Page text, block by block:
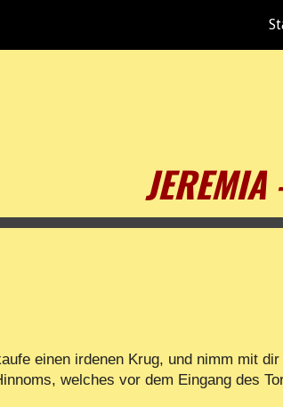
einen irdenen Krug, und nimm mit
welches vor dem Eingang des